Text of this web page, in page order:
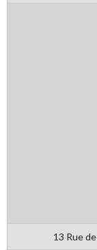
13 Rue